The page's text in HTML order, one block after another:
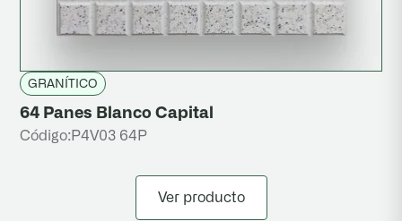
GRANÍTICO
64 Panes Blanco Capital
Código: P4V03 64P
Ver producto